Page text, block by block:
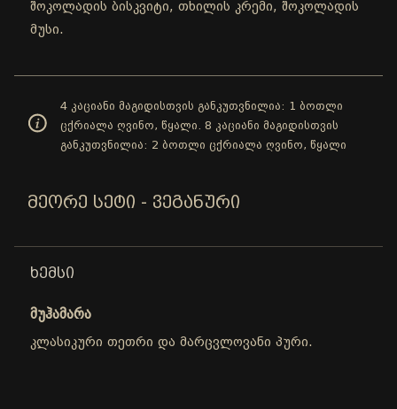
შოკოლადის ბისკვიტი, თხილის კრემი, შოკოლადის
მუსი.
4 კაციანი მაგიდისთვის განკუთვნილია: 1 ბოთლი
ცქრიალა ღვინო, წყალი. 8 კაციანი მაგიდისთვის
განკუთვნილია: 2 ბოთლი ცქრიალა ღვინო, წყალი
ᲛᲔᲝᲠᲔ ᲡᲔᲢᲘ - ᲕᲔᲒᲐᲜᲣᲠᲘ
ᲮᲔᲛᲡᲘ
მუჰამარა
კლასიკური თეთრი და მარცვლოვანი პური.